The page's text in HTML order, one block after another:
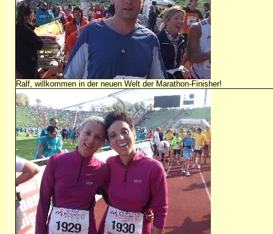
Ralf, willkommen in der neuen Welt der Marathon-Finisher!